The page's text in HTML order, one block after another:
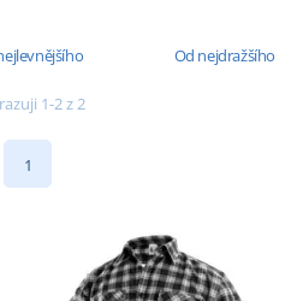
Od nejdražšího
1-2 z 2
1